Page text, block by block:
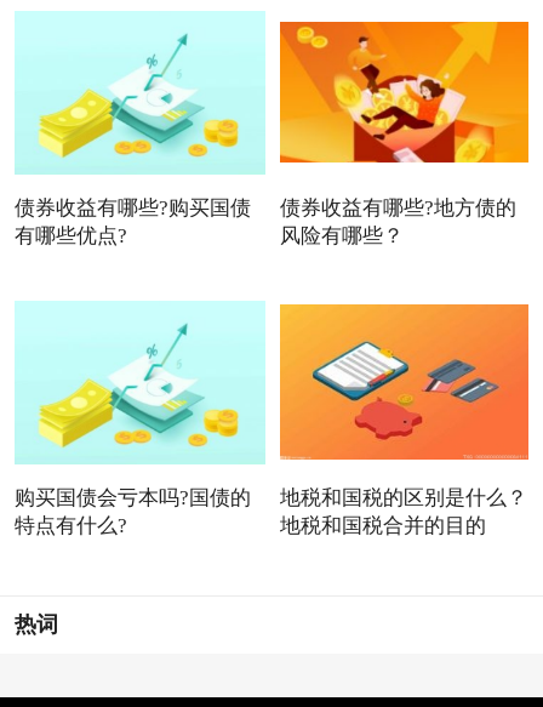
债券收益有哪些?购买国债
有哪些优点?
债券收益有哪些?地方债的
风险有哪些？
购买国债会亏本吗?国债的
特点有什么?
地税和国税的区别是什么？
地税和国税合并的目的
热词